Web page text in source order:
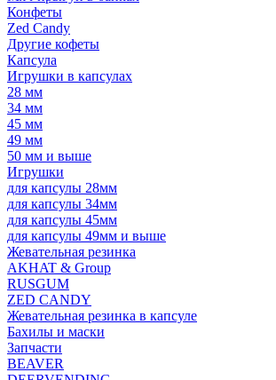
Конфеты
Zed Candy
Другие кофеты
Капсула
Игрушки в капсулах
28 мм
34 мм
45 мм
49 мм
50 мм и выше
Игрушки
для капсулы 28мм
для капсулы 34мм
для капсулы 45мм
для капсулы 49мм и выше
Жевательная резинка
AKHAT & Group
RUSGUM
ZED CANDY
Жевательная резинка в капсуле
Бахилы и маски
Запчасти
BEAVER